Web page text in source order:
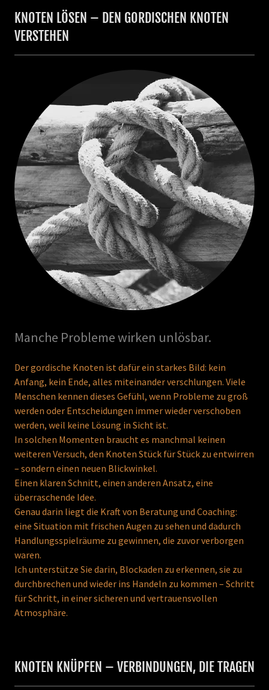
KNOTEN LÖSEN – DEN GORDISCHEN KNOTEN
VERSTEHEN
Manche Probleme wirken unlösbar.
Der gordische Knoten ist dafür ein starkes Bild: kein
Anfang, kein Ende, alles miteinander verschlungen. Viele
Menschen kennen dieses Gefühl, wenn Probleme zu groß
werden oder Entscheidungen immer wieder verschoben
werden, weil keine Lösung in Sicht ist.
In solchen Momenten braucht es manchmal keinen
weiteren Versuch, den Knoten Stück für Stück zu entwirren
– sondern einen neuen Blickwinkel.
Einen klaren Schnitt, einen anderen Ansatz, eine
überraschende Idee.
Genau darin liegt die Kraft von Beratung und Coaching:
eine Situation mit frischen Augen zu sehen und dadurch
Handlungsspielräume zu gewinnen, die zuvor verborgen
waren.
Ich unterstütze Sie darin, Blockaden zu erkennen, sie zu
durchbrechen und wieder ins Handeln zu kommen – Schritt
für Schritt, in einer sicheren und vertrauensvollen
Atmosphäre.
KNOTEN KNÜPFEN – VERBINDUNGEN, DIE TRAGEN